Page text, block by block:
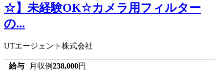
☆】未経験OK☆カメラ用フィルター
の...
UTエージェント株式会社
給与 月収例238,000円